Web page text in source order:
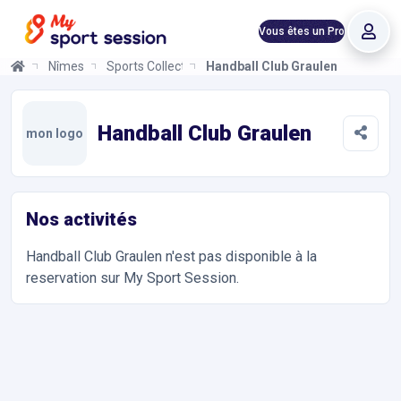
Vous êtes un Pro
Nîmes Sports Collectifs Handball Club Graulen
mon logo Handball Club Graulen
Nos activités
Handball Club Graulen n'est pas disponible à la
reservation sur My Sport Session.